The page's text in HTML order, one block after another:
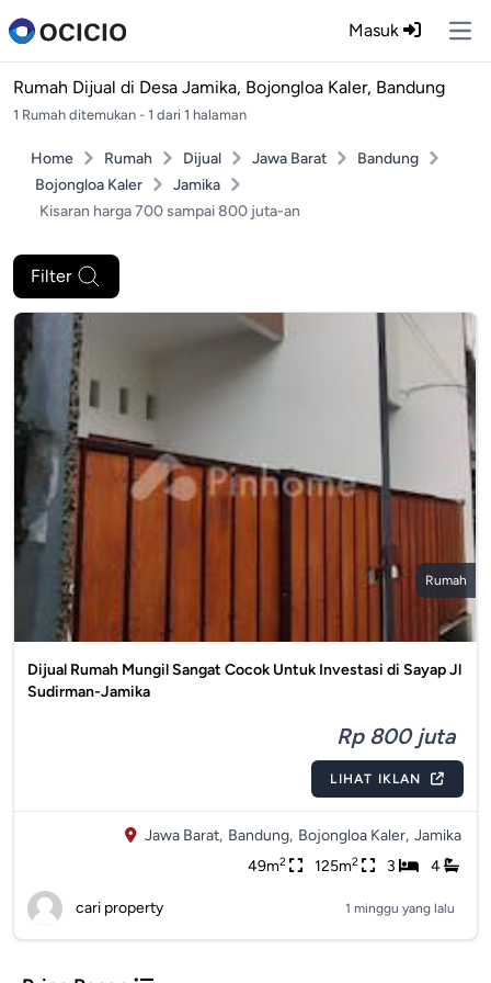
Masuk
Rumah Dijual di Desa Jamika, Bojongloa Kaler, Bandung
1 Rumah ditemukan - 1 dari 1 halaman
Home Rumah Dijual Jawa Barat
Bandung
Bojongloa Kaler
Jamika
Kisaran harga 700 sampai 800 juta-an
Filter
Rumah
Dijual Rumah Mungil Sangat Cocok Untuk Investasi di Sayap Jl
Sudirman-Jamika
Rp 800 juta
LIHAT IKLAN
Jawa Barat, Bandung, Bojongloa Kaler, Jamika
49m2 125m2 3 4
cari property 1 minggu yang lalu